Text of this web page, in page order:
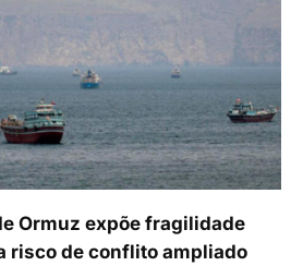
Ormuz expõe fragilidade
risco de conflito ampliado